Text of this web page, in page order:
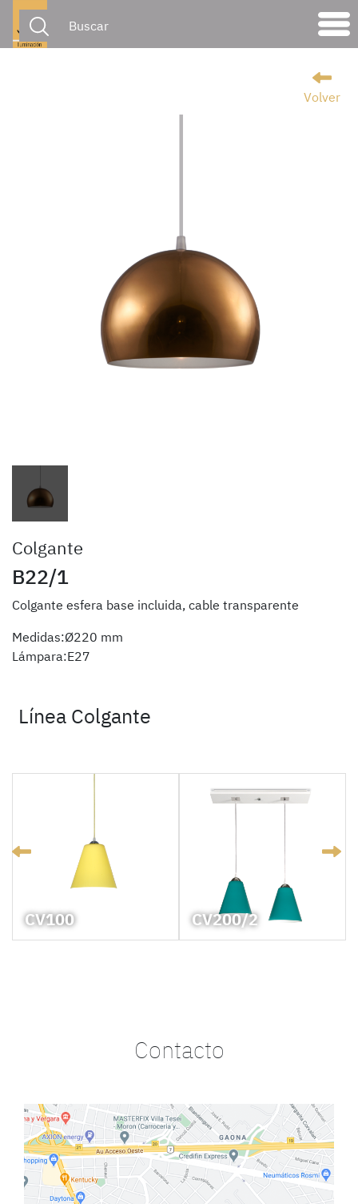
Volver
Colgante
B22/1
Colgante esfera base incluida, cable transparente
Medidas:Ø220 mm
Lámpara:E27
Línea Colgante
CV100 CV200/2
Contacto